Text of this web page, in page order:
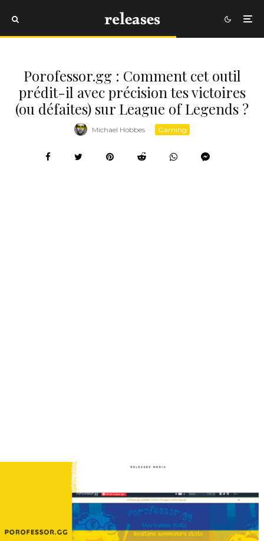
Porofessor.gg : Comment cet outil
prédit-il avec précision tes victoires
(ou défaites) sur League of Legends ?
Michael Hobbes · Gaming